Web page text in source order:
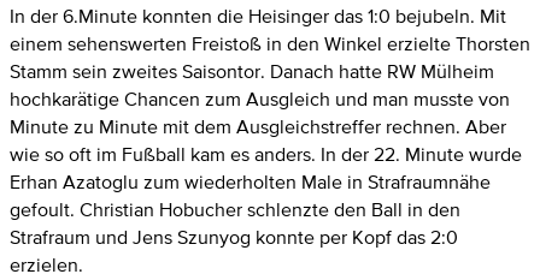
In der 6.Minute konnten die Heisinger das 1:0 bejubeln. Mit
einem sehenswerten Freistoß in den Winkel erzielte Thorsten
Stamm sein zweites Saisontor. Danach hatte RW Mülheim
hochkarätige Chancen zum Ausgleich und man musste von
Minute zu Minute mit dem Ausgleichstreffer rechnen. Aber
wie so oft im Fußball kam es anders. In der 22. Minute wurde
Erhan Azatoglu zum wiederholten Male in Strafraumnähe
gefoult. Christian Hobucher schlenzte den Ball in den
Strafraum und Jens Szunyog konnte per Kopf das 2:0
erzielen.